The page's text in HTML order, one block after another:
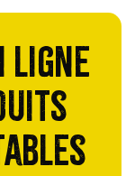
ligne